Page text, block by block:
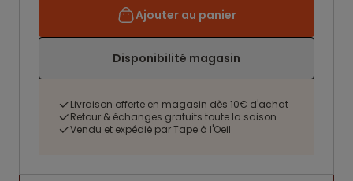
Ajouter au panier
Disponibilité magasin
Livraison offerte en magasin dès 10€ d'achat
Retour & échanges gratuits toute la saison
Vendu et expédié par Tape à l'Oeil